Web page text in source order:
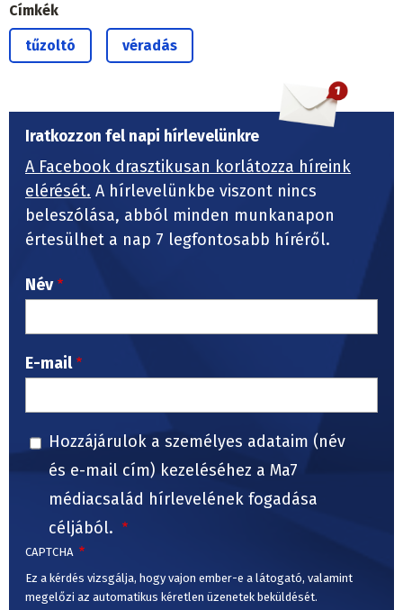
Címkék
tűzoltó véradás
Iratkozzon fel napi hírlevelünkre
A Facebook drasztikusan korlátozza híreink
elérését. A hírlevelünkbe viszont nincs
beleszólása, abból minden munkanapon
értesülhet a nap 7 legfontosabb híréről.
Név
E-mail
Hozzájárulok a személyes adataim (név
és e-mail cím) kezeléséhez a Ma7
médiacsalád hírlevelének fogadása
céljából.
CAPTCHA
Ez a kérdés vizsgálja, hogy vajon ember-e a látogató, valamint
megelőzi az automatikus kéretlen üzenetek beküldését.